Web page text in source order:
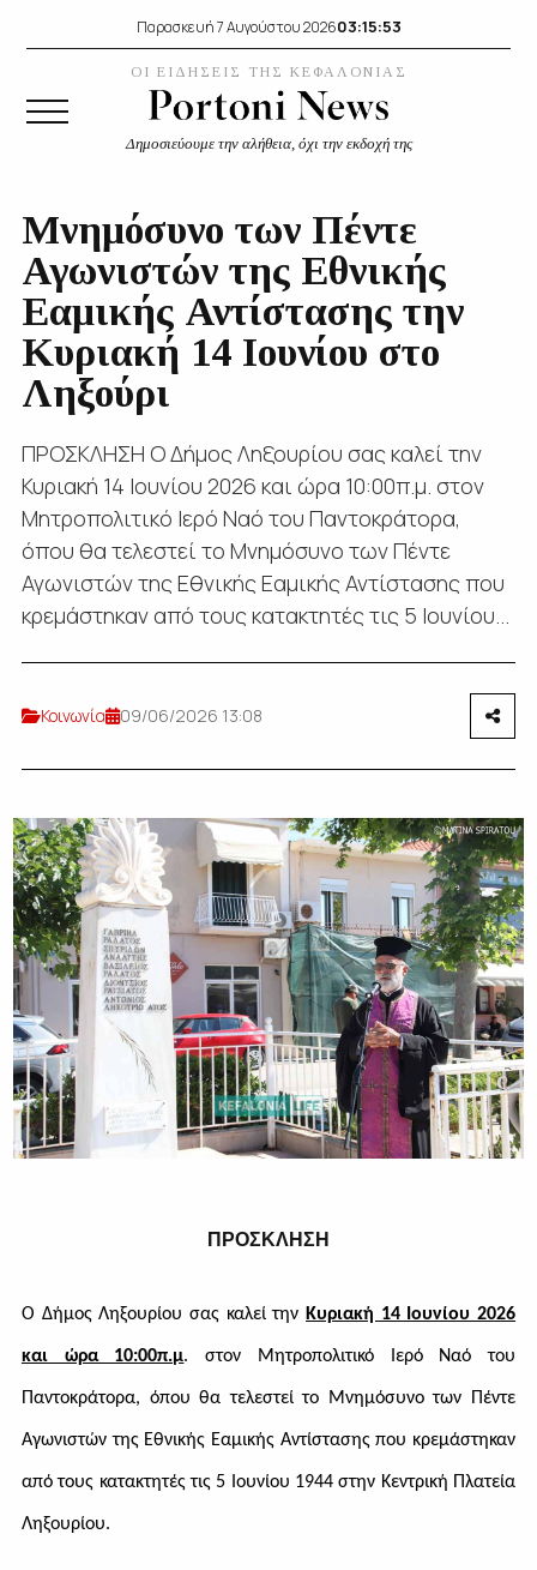
Παρασκευή 7 Αυγούστου 202603:15:54
ΟΙ ΕΙΔΗΣΕΙΣ ΤΗΣ ΚΕΦΑΛΟΝΙΑΣ
Δημοσιεύουμε την αλήθεια, όχι την εκδοχή της
Μνημόσυνο των Πέντε
Αγωνιστών της Εθνικής
Εαμικής Αντίστασης την
Κυριακή 14 Ιουνίου στο
Ληξούρι
ΠΡΟΣΚΛΗΣΗ Ο Δήμος Ληξουρίου σας καλεί την
Κυριακή 14 Ιουνίου 2026 και ώρα 10:00π.μ. στον
Μητροπολιτικό Ιερό Ναό του Παντοκράτορα,
όπου θα τελεστεί το Μνημόσυνο των Πέντε
Αγωνιστών της Εθνικής Εαμικής Αντίστασης που
κρεμάστηκαν από τους κατακτητές τις 5 Ιουνίου...
Κοινωνία 09/06/2026 13:08
ΠΡΟΣΚΛΗΣΗ
Ο Δήμος Ληξουρίου σας καλεί την Κυριακή 14 Ιουνίου 2026
και ώρα 10:00π.μ. στον Μητροπολιτικό Ιερό Ναό του
Παντοκράτορα, όπου θα τελεστεί το Μνημόσυνο των Πέντε
Αγωνιστών της Εθνικής Εαμικής Αντίστασης που κρεμάστηκαν
από τους κατακτητές τις 5 Ιουνίου 1944 στην Κεντρική Πλατεία
Ληξουρίου.